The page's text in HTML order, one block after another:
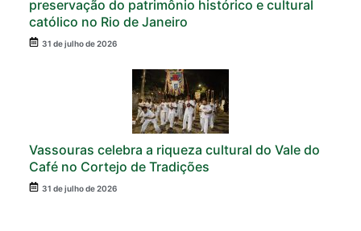
preservação do patrimônio histórico e cultural
católico no Rio de Janeiro
31 de julho de 2026
Vassouras celebra a riqueza cultural do Vale do
Café no Cortejo de Tradições
31 de julho de 2026